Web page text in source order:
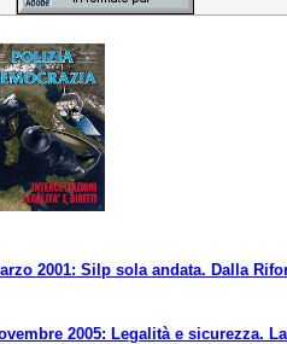
2001: Silp sola andata. Dalla
2005: Legalità e sicurezza.